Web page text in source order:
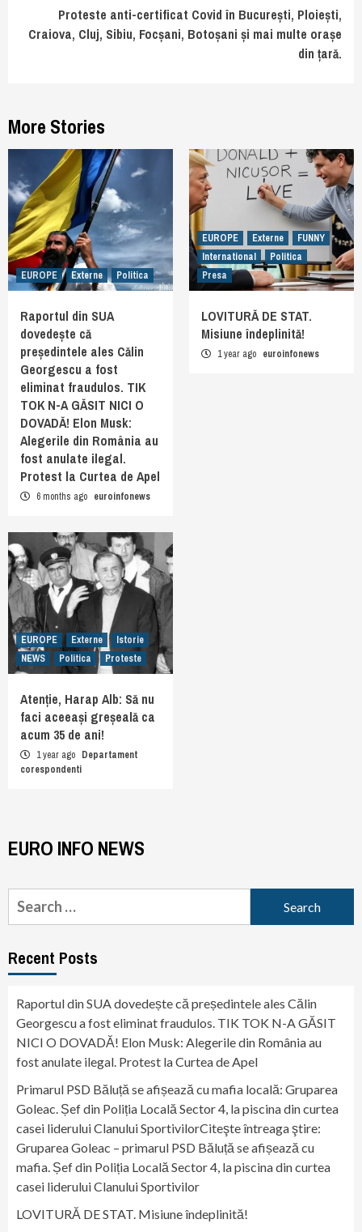
Proteste anti-certificat Covid în București, Ploiești,
Craiova, Cluj, Sibiu, Focșani, Botoșani și mai multe orașe
din țară.
More Stories
EUROPE Externe Politica
Raportul din SUA
dovedește că
președintele ales Călin
Georgescu a fost
eliminat fraudulos. TIK
TOK N-A GĂSIT NICI O
DOVADĂ! Elon Musk:
Alegerile din România au
fost anulate ilegal.
Protest la Curtea de Apel
6 months ago euroinfonews
EUROPE Externe
FUNNY
International
Politica
Presa
LOVITURĂ DE STAT.
Misiune îndeplinită!
1 year ago euroinfonews
EUROPE Externe
Istorie
NEWS
Politica Proteste
Atenție, Harap Alb: Să nu
faci aceeași greșeală ca
acum 35 de ani!
1 year ago Departament
corespondenti
EURO INFO NEWS
Search
for:
Recent Posts
Raportul din SUA dovedește că președintele ales Călin
Georgescu a fost eliminat fraudulos. TIK TOK N-A GĂSIT
NICI O DOVADĂ! Elon Musk: Alegerile din România au
fost anulate ilegal. Protest la Curtea de Apel
Primarul PSD Băluță se afișează cu mafia locală: Gruparea
Goleac. Șef din Poliția Locală Sector 4, la piscina din curtea
casei liderului Clanului SportivilorCiteşte întreaga ştire:
Gruparea Goleac – primarul PSD Băluță se afișează cu
mafia. Șef din Poliția Locală Sector 4, la piscina din curtea
casei liderului Clanului Sportivilor
LOVITURĂ DE STAT. Misiune îndeplinită!